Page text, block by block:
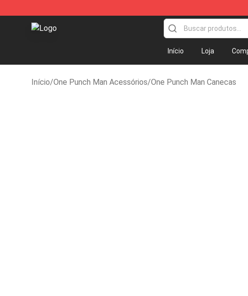
Oppai Store - Official Oppai Merchandise Shop
Início Loja
Início/One Punch Man Acessórios/One Punch Man Canecas